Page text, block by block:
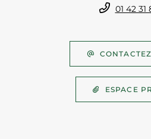
01 42 31
ESPACE